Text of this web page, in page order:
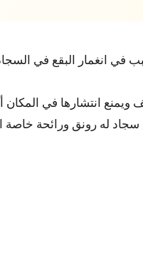
في انغمار البقع في
ويمنع انتشارها في المكان
سجاد له رونق ورائحة خاصة